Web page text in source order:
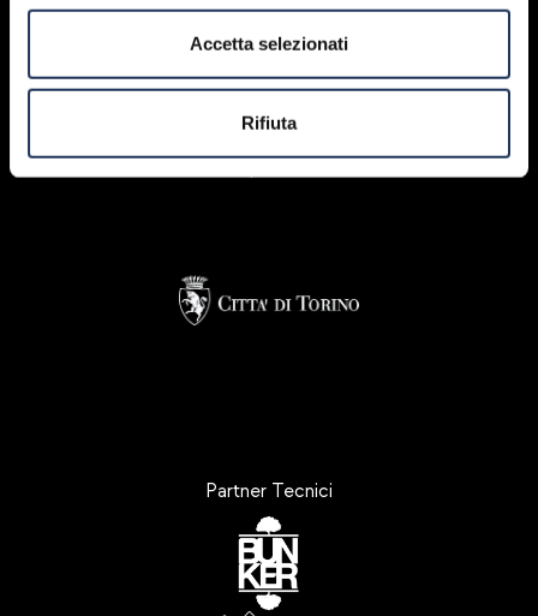
Accetta selezionati
Rifiuta
Con il patrocinio di
Partner Tecnici